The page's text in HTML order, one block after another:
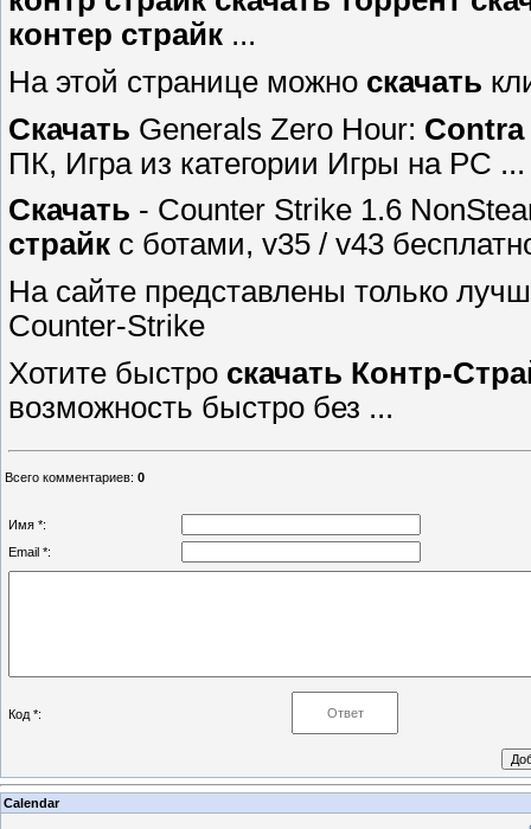
контер страйк ...
На этой странице можно скачать
Скачать Generals Zero Hour: Contra
ПК, Игра из категории Игры на PC ...
Скачать - Counter Strike 1.6
страйк c ботами, v35 / v43
На сайте представлены только
Counter-Strike
Хотите быстро скачать Контр-
возможность быстро без ...
Всего комментариев: 0
Имя *:
Email *:
Код *:
Calendar